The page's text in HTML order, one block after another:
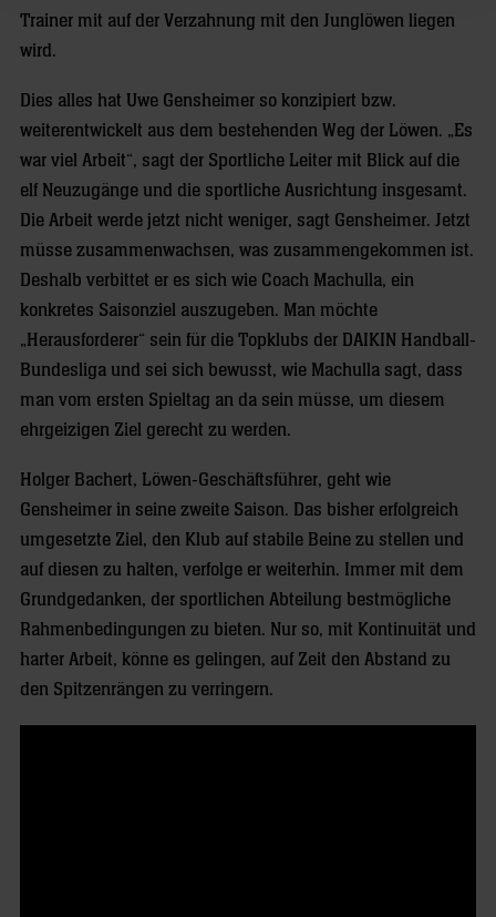
Trainer mit auf der Verzahnung mit den Junglöwen liegen
wird.
Dies alles hat Uwe Gensheimer so konzipiert bzw.
weiterentwickelt aus dem bestehenden Weg der Löwen. „Es
war viel Arbeit“, sagt der Sportliche Leiter mit Blick auf die
elf Neuzugänge und die sportliche Ausrichtung insgesamt.
Die Arbeit werde jetzt nicht weniger, sagt Gensheimer. Jetzt
müsse zusammenwachsen, was zusammengekommen ist.
Deshalb verbittet er es sich wie Coach Machulla, ein
konkretes Saisonziel auszugeben. Man möchte
„Herausforderer“ sein für die Topklubs der DAIKIN Handball-
Bundesliga und sei sich bewusst, wie Machulla sagt, dass
man vom ersten Spieltag an da sein müsse, um diesem
ehrgeizigen Ziel gerecht zu werden.
Holger Bachert, Löwen-Geschäftsführer, geht wie
Gensheimer in seine zweite Saison. Das bisher erfolgreich
umgesetzte Ziel, den Klub auf stabile Beine zu stellen und
auf diesen zu halten, verfolge er weiterhin. Immer mit dem
Grundgedanken, der sportlichen Abteilung bestmögliche
Rahmenbedingungen zu bieten. Nur so, mit Kontinuität und
harter Arbeit, könne es gelingen, auf Zeit den Abstand zu
den Spitzenrängen zu verringern.